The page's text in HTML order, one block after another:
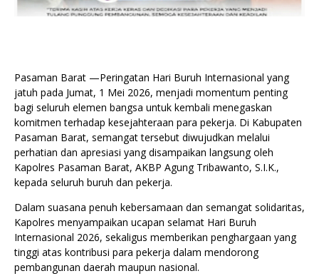
Pasaman Barat —Peringatan Hari Buruh Internasional yang
jatuh pada Jumat, 1 Mei 2026, menjadi momentum penting
bagi seluruh elemen bangsa untuk kembali menegaskan
komitmen terhadap kesejahteraan para pekerja. Di Kabupaten
Pasaman Barat, semangat tersebut diwujudkan melalui
perhatian dan apresiasi yang disampaikan langsung oleh
Kapolres Pasaman Barat, AKBP Agung Tribawanto, S.I.K.,
kepada seluruh buruh dan pekerja.
Dalam suasana penuh kebersamaan dan semangat solidaritas,
Kapolres menyampaikan ucapan selamat Hari Buruh
Internasional 2026, sekaligus memberikan penghargaan yang
tinggi atas kontribusi para pekerja dalam mendorong
pembangunan daerah maupun nasional.